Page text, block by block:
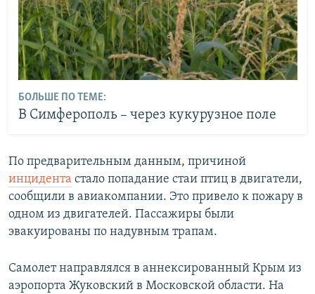
БОЛЬШЕ ПО ТЕМЕ:
В Симферополь – через кукурузное поле
По предварительным данным, причиной
инцидента стало попадание стаи птиц в двигатели,
сообщили в авиакомпании. Это привело к пожару в
одном из двигателей. Пассажиры были
эвакуированы по надувным трапам.
Самолет направлялся в аннексированный Крым из
аэропорта Жуковский в Московской области. На